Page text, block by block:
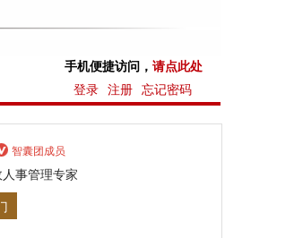
手机便捷访问， 请点此处
登录 注册 忘记密码
智囊团成员
事管理专家